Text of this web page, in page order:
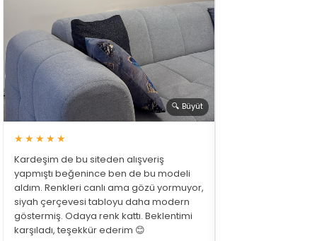
🔍 Büyüt
★★★★★
Kardeşim de bu siteden alışveriş
yapmıştı beğenince ben de bu modeli
aldım. Renkleri canlı ama gözü yormuyor,
siyah çerçevesi tabloyu daha modern
göstermiş. Odaya renk kattı. Beklentimi
karşıladı, teşekkür ederim 😊